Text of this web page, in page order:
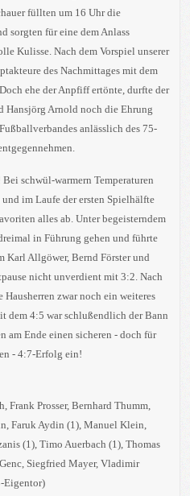
füllten um 16 Uhr die
sorgten für eine dem Anlass
Kulisse. Nach dem Vorspiel unserer
des Nachmittages mit dem
ehe der Anpfiff ertönte, durfte der
Hansjörg Arnold noch die Ehrung
anlässlich des 75-
schwül-warmern Temperaturen
im Laufe der ersten Spielhälfte
alles ab. Unter begeisterndem
in Führung gehen und führte
Karl Allgöwer, Bernd Förster und
nicht unverdient mit 3:2. Nach
zwar noch ein weiteres
dem 4:5 war schlußendlich der Bann
am Ende einen sicheren - doch für
- 4:7-Erfolg ein!
Frank Prosser, Bernhard Thumm,
Faruk Aydin (1), Manuel Klein,
(1), Timo Auerbach (1), Thomas
Siegfried Mayer, Vladimir
Eigentor)